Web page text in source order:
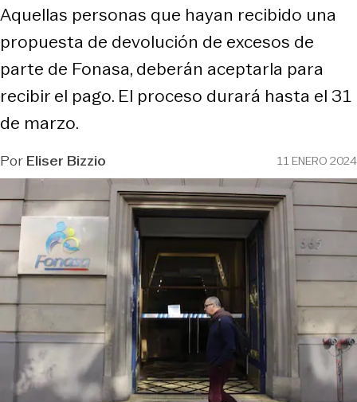
Aquellas personas que hayan recibido una
propuesta de devolución de excesos de
parte de Fonasa, deberán aceptarla para
recibir el pago. El proceso durará hasta el 31
de marzo.
PorEliser Bizzio 11 ENERO 2024